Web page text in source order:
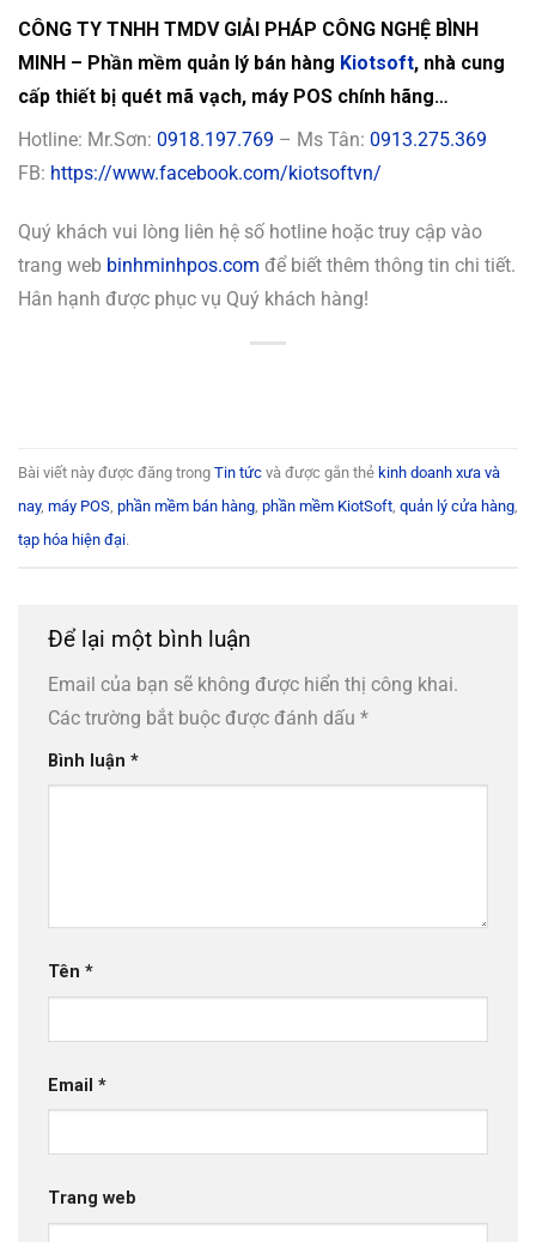
CÔNG TY TNHH TMDV GIẢI PHÁP CÔNG NGHỆ BÌNH
MINH – Phần mềm quản lý bán hàng Kiotsoft, nhà cung
cấp thiết bị quét mã vạch, máy POS chính hãng…
Hotline: Mr.Sơn: 0918.197.769 – Ms Tân: 0913.275.369
FB: https://www.facebook.com/kiotsoftvn/
Quý khách vui lòng liên hệ số hotline hoặc truy cập vào
trang web binhminhpos.com để biết thêm thông tin chi tiết.
Hân hạnh được phục vụ Quý khách hàng!
Bài viết này được đăng trong Tin tức và được gắn thẻ kinh doanh xưa và
nay, máy POS, phần mềm bán hàng, phần mềm KiotSoft, quản lý cửa hàng,
tạp hóa hiện đại.
Để lại một bình luận
Email của bạn sẽ không được hiển thị công khai.
Các trường bắt buộc được đánh dấu *
Bình luận *
Tên *
Email *
Trang web